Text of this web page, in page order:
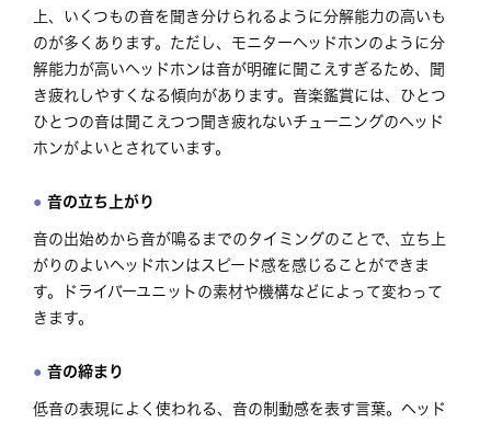
上、いくつもの音を聞き分けられるように分解能力の高いも
のが多くあります。ただし、モニターヘッドホンのように分
解能力が高いヘッドホンは音が明確に聞こえすぎるため、聞
き疲れしやすくなる傾向があります。音楽鑑賞には、ひとつ
ひとつの音は聞こえつつ聞き疲れないチューニングのヘッド
ホンがよいとされています。
音の立ち上がり
音の出始めから音が鳴るまでのタイミングのことで、立ち上
がりのよいヘッドホンはスピード感を感じることができま
す。ドライバーユニットの素材や機構などによって変わって
きます。
音の締まり
低音の表現によく使われる、音の制動感を表す言葉。ヘッド